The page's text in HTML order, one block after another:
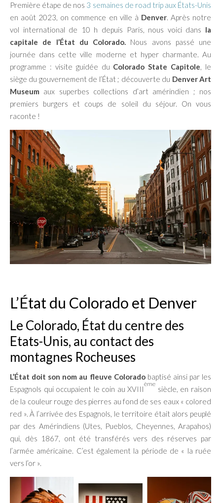
Première étape de nos 3 semaines de road trip aux États-Unis
en août 2023, on commence en ville à Denver. Après notre
vol international de 10 h depuis Paris, nous voici dans la
capitale de l’État du Colorado. Nous avons passé une
journée dans cette ville moderne et hyper charmante. Au
programme : visite guidée du Colorado State Capitole, le
siège du gouvernement de l’État ; découverte du Denver Art
Museum aux superbes collections d’art amérindien ; nos
premiers burgers et coups de soleil du séjour. On vous
raconte !
L’État du Colorado et Denver
Le Colorado, État du centre des
Etats-Unis, au contact des
montagnes Rocheuses
L’État doit son nom au fleuve Colorado baptisé ainsi par les
Espagnols qui occupaient le coin au XVIII
ème
siècle, en raison
de la couleur rouge des pierres au fond de ses eaux « colored
red ». À l’arrivée des Espagnols, le territoire était alors peuplé
par des Amérindiens (Utes, Pueblos, Cheyennes, Arapahos)
qui, dès 1867, ont été transférés vers des réserves par
l’armée américaine. C’est également la période de « la ruée
vers l’or ».